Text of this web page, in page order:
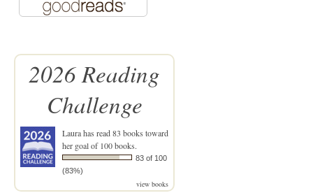
2026 Reading
Challenge
Laurahas read 83 books toward
her goal of 100 books.
83 of 100
(83%)
view books